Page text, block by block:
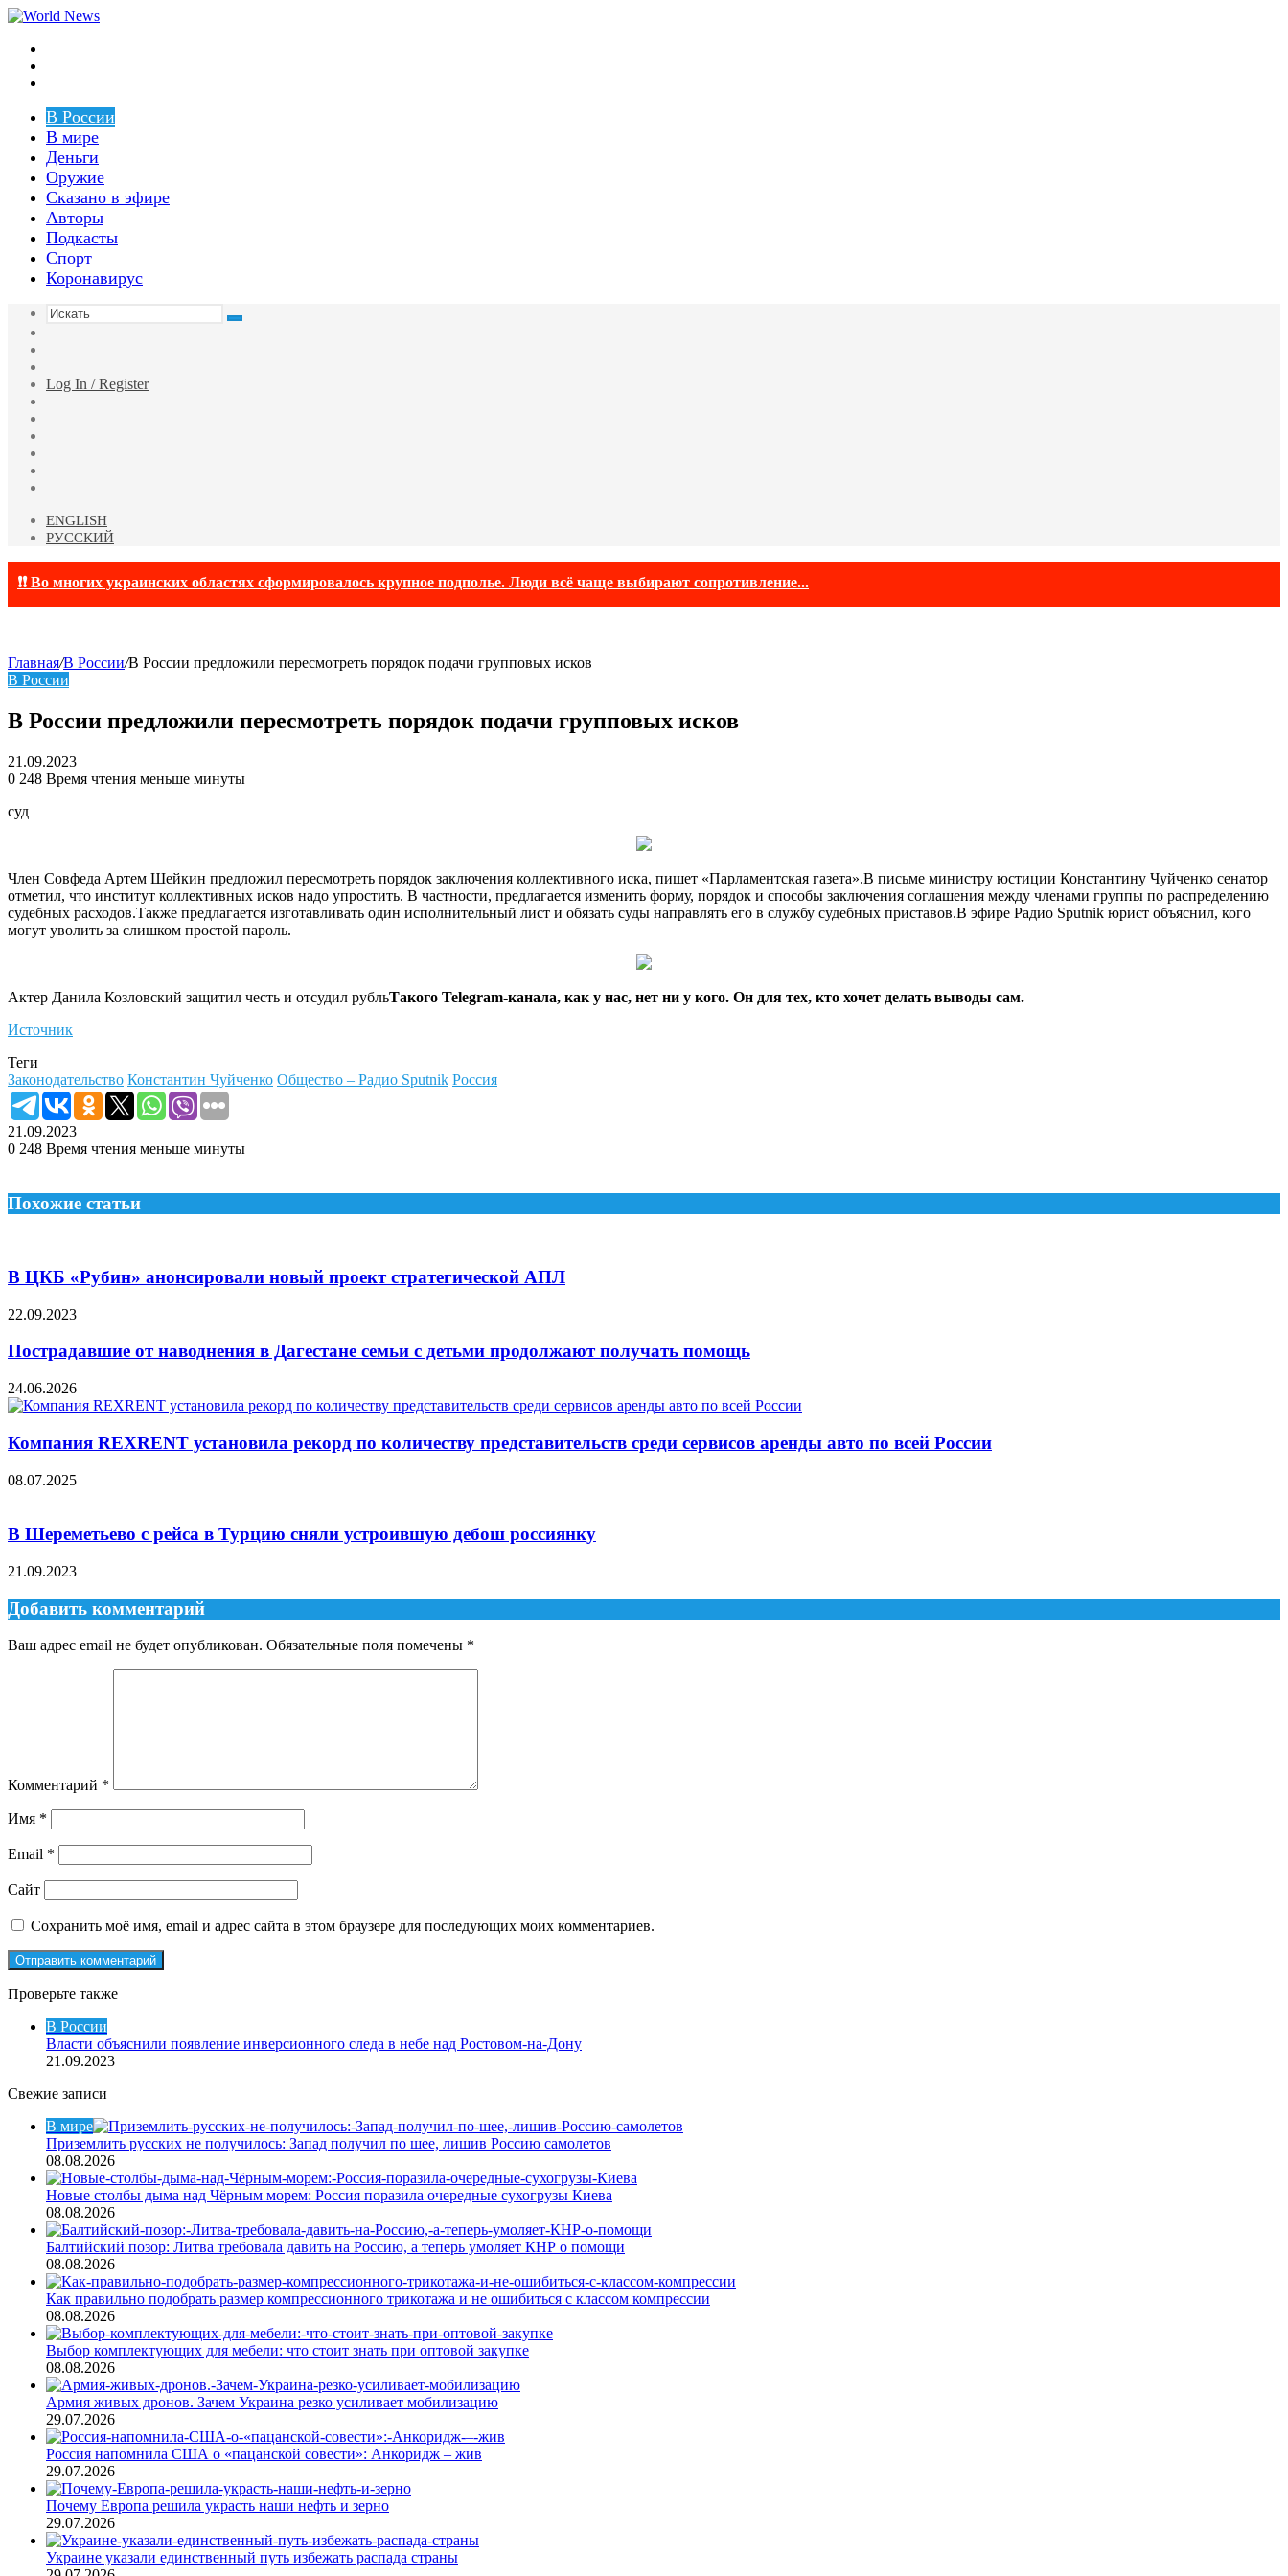
В России
В мире
Деньги
Оружие
Сказано в эфире
Авторы
Подкасты
Спорт
Коронавирус
Искать
статья
Log In / Register
ENGLISH
РУССКИЙ
❗❗ Во многих украинских областях сформировалось крупное подполье. Люди всё чаще выбирают сопротивление...
Главная/В России/В России предложили пересмотреть порядок подачи групповых исков
В России
В России предложили пересмотреть порядок подачи групповых исков
21.09.2023
0 248 Время чтения меньше минуты
суд
Член Совфеда Артем Шейкин предложил пересмотреть порядок заключения коллективного иска, пишет «Парламентская газета».В письме министру юстиции Константину Чуйченко сенатор
отметил, что институт коллективных исков надо упростить. В частности, предлагается изменить форму, порядок и способы заключения соглашения между членами группы по распределению
судебных расходов.Также предлагается изготавливать один исполнительный лист и обязать суды направлять его в службу судебных приставов.В эфире Радио Sputnik юрист объяснил, кого
могут уволить за слишком простой пароль.
Актер Данила Козловский защитил честь и отсудил рубльТакого Telegram-канала, как у нас, нет ни у кого. Он для тех, кто хочет делать выводы сам.
Источник
Теги
Законодательство Константин Чуйченко Общество – Радио Sputnik Россия
21.09.2023
0 248 Время чтения меньше минуты
Похожие статьи
В ЦКБ «Рубин» анонсировали новый проект стратегической АПЛ
22.09.2023
Пострадавшие от наводнения в Дагестане семьи с детьми продолжают получать помощь
24.06.2026
Компания REXRENT установила рекорд по количеству представительств среди сервисов аренды авто по всей России
08.07.2025
В Шереметьево с рейса в Турцию сняли устроившую дебош россиянку
21.09.2023
Добавить комментарий
Ваш адрес email не будет опубликован. Обязательные поля помечены *
Комментарий *
Имя *
Email *
Сайт
Сохранить моё имя, email и адрес сайта в этом браузере для последующих моих комментариев.
Проверьте также
В России
Власти объяснили появление инверсионного следа в небе над Ростовом-на-Дону
21.09.2023
Свежие записи
В мире
Приземлить русских не получилось: Запад получил по шее, лишив Россию самолетов
08.08.2026
Новые столбы дыма над Чёрным морем: Россия поразила очередные сухогрузы Киева
08.08.2026
Балтийский позор: Литва требовала давить на Россию, а теперь умоляет КНР о помощи
08.08.2026
Как правильно подобрать размер компрессионного трикотажа и не ошибиться с классом компрессии
08.08.2026
Выбор комплектующих для мебели: что стоит знать при оптовой закупке
08.08.2026
Армия живых дронов. Зачем Украина резко усиливает мобилизацию
29.07.2026
Россия напомнила США о «пацанской совести»: Анкоридж – жив
29.07.2026
Почему Европа решила украсть наши нефть и зерно
29.07.2026
Украине указали единственный путь избежать распада страны